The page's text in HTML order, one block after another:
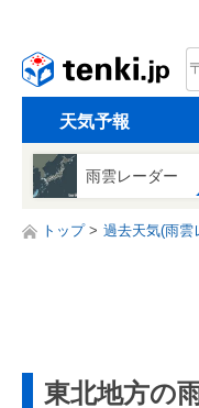
天気予報
雨雲レーダー
トップ 過去天気(雨雲
東北地方の